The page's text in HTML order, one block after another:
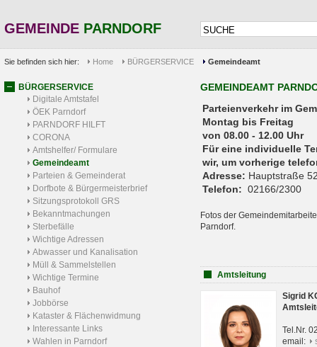
GEMEINDE PARNDORF
Sie befinden sich hier: Home BÜRGERSERVICE Gemeindeamt
BÜRGERSERVICE
Digitale Amtstafel
ÖEK Parndorf
PARNDORF HILFT
CORONA
Amtshelfer/ Formulare
Gemeindeamt
Parteien & Gemeinderat
Dorfbote & Bürgermeisterbrief
Sitzungsprotokoll GRS
Bekanntmachungen
Sterbefälle
Wichtige Adressen
Abwasser und Kanalisation
Müll & Sammelstellen
Wichtige Termine
Bauhof
Jobbörse
Kataster & Flächenwidmung
Interessante Links
Wahlen in Parndorf
GEMEINDEAMT
Parteienverkehr
Montag bis Freitag
von 08.00 - 12.00 Uhr
Für eine individuelle
wir, um vorherige
Adresse: Hauptstraße
Telefon: 02166/2300
Fotos der
Parndorf.
Amtsleitung
Sigrid
Tel.Nr.
email: